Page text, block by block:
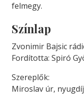
felmegy.
Színlap
Zvonimir Bajsic
Fordította: Spiró
Szereplők:
Miroslav úr,